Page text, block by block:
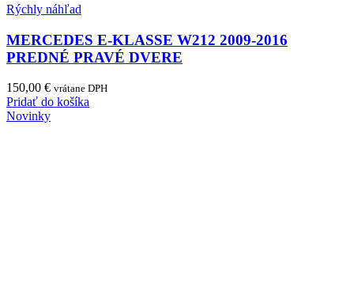
Rýchly náhľad
MERCEDES E-KLASSE W212 2009-2016
PREDNÉ PRAVÉ DVERE
150,00 € vrátane DPH
Pridať do košíka
Novinky